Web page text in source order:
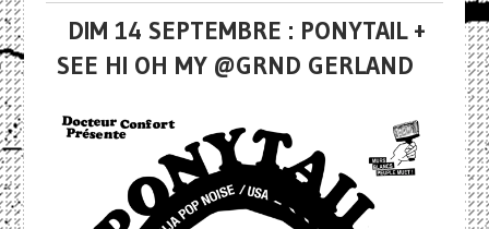
DIM 14 SEPTEMBRE : PONYTAIL +
SEE HI OH MY @GRND GERLAND